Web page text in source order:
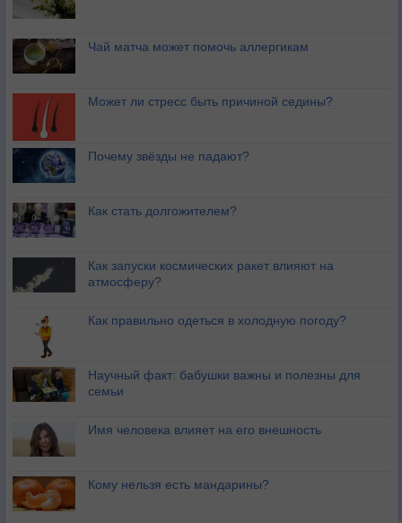
Чай матча может помочь аллергикам
Может ли стресс быть причиной седины?
Почему звёзды не падают?
Как стать долгожителем?
Как запуски космических ракет влияют на
атмосферу?
Как правильно одеться в холодную погоду?
Научный факт: бабушки важны и полезны для
семьи
Имя человека влияет на его внешность
Кому нельзя есть мандарины?